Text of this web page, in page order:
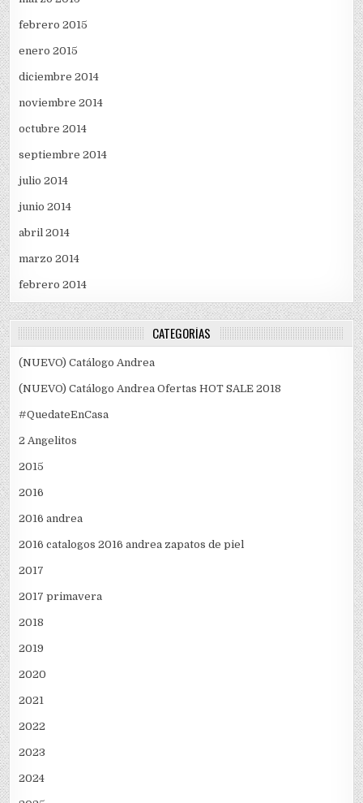
febrero 2015
enero 2015
diciembre 2014
noviembre 2014
octubre 2014
septiembre 2014
julio 2014
junio 2014
abril 2014
marzo 2014
febrero 2014
CATEGORÍAS
(NUEVO) Catálogo Andrea
(NUEVO) Catálogo Andrea Ofertas HOT SALE 2018
#QuedateEnCasa
2 Angelitos
2015
2016
2016 andrea
2016 catalogos 2016 andrea zapatos de piel
2017
2017 primavera
2018
2019
2020
2021
2022
2023
2024